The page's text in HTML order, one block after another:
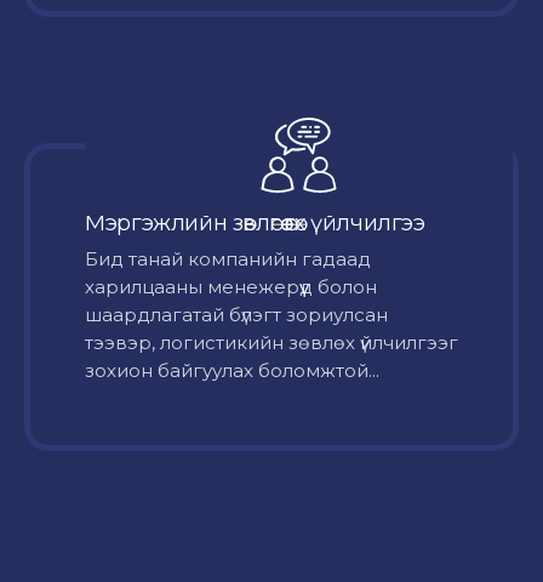
Мэргэжлийн зөвлөгөө өгөх үйлчилгээ
Бид танай компанийн гадаад
харилцааны менежерүүд болон
шаардлагатай бүлэгт зориулсан
тээвэр, логистикийн зөвлөх үйлчилгээг
зохион байгуулах боломжтой...